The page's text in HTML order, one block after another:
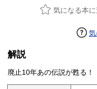
気になる本に
解説
廃止10年あの伝説が甦る！